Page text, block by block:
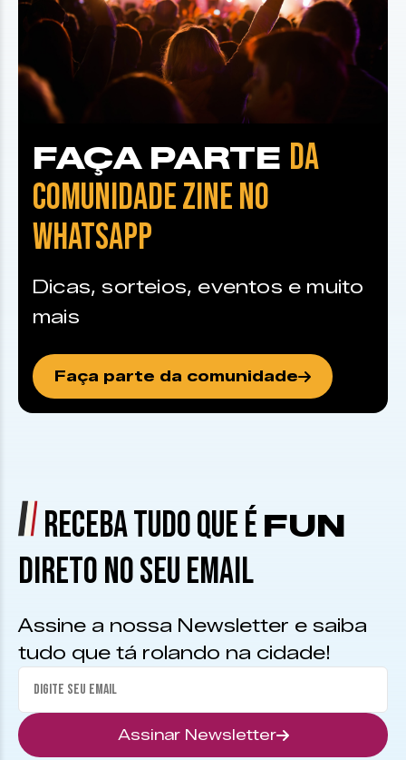
FAÇA PARTE DA
COMUNIDADE ZINE NO
WHATSAPP
Dicas, sorteios, eventos e muito
mais
Faça parte da comunidade
RECEBA TUDO QUE É FUN
DIRETO NO SEU EMAIL
Assine a nossa Newsletter e saiba
tudo que tá rolando na cidade!
Assinar Newsletter